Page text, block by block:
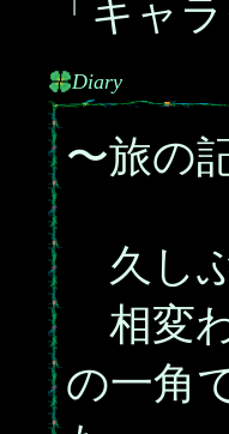
「キャ
Diary
〜旅の
久し
相変
の一角